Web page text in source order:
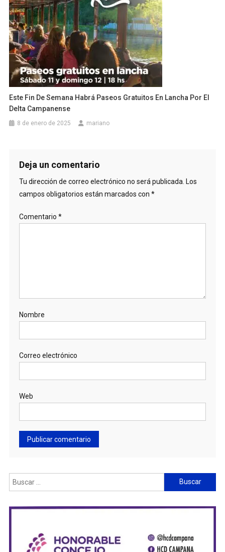
Este Fin De Semana Habrá Paseos Gratuitos En Lancha Por El
Delta Campanense
8 de enero de 2025 mariano
Deja un comentario
Tu dirección de correo electrónico no será publicada. Los
campos obligatorios están marcados con *
Comentario *
Nombre
Correo electrónico
Web
Buscar: